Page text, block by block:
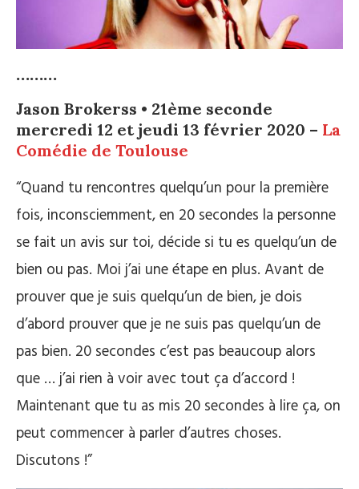
………
Jason Brokerss • 21ème seconde
mercredi 12 et jeudi 13 février 2020 – La
Comédie de Toulouse
“Quand tu rencontres quelqu’un pour la première
fois, inconsciemment, en 20 secondes la personne
se fait un avis sur toi, décide si tu es quelqu’un de
bien ou pas. Moi j’ai une étape en plus. Avant de
prouver que je suis quelqu’un de bien, je dois
d’abord prouver que je ne suis pas quelqu’un de
pas bien. 20 secondes c’est pas beaucoup alors
que … j’ai rien à voir avec tout ça d’accord !
Maintenant que tu as mis 20 secondes à lire ça, on
peut commencer à parler d’autres choses.
Discutons !”